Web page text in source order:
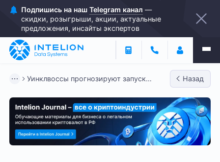
Подпишись на наш Telegram канал —
скидки, розыгрыши, акции, актуальные
предложения, инсайты экспертов
Уинклвоссы прогнозируют запуск
Назад